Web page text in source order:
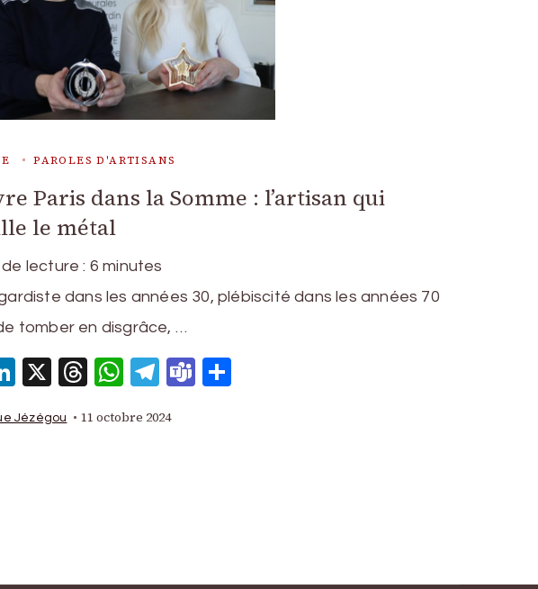
PAROLES D'ARTISANS
Paris dans la Somme : l’artisan qui
le métal
lecture : 6 minutes
dans les années 30, plébiscité dans les années 70
tomber en disgrâce, …
LinkedIn
X Threads
WhatsApp
Telegram
Teams
Jézégou 11 octobre 2024